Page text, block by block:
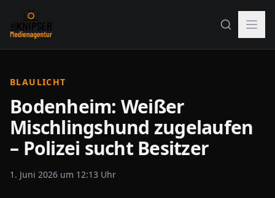
BLAULICHT
Bodenheim: Weißer
Mischlingshund zugelaufen
– Polizei sucht Besitzer
1. Juni 2026 um 12:13 Uhr